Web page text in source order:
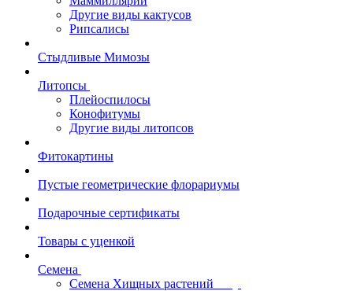
Другие виды кактусов
Рипсалисы
Стыдливые Мимозы
Литопсы
Плейоспилосы
Конофитумы
Другие виды литопсов
Фитокартины
Пустые геометрические флорариумы
Подарочные сертификаты
Товары с уценкой
Семена
Семена Хищных растений